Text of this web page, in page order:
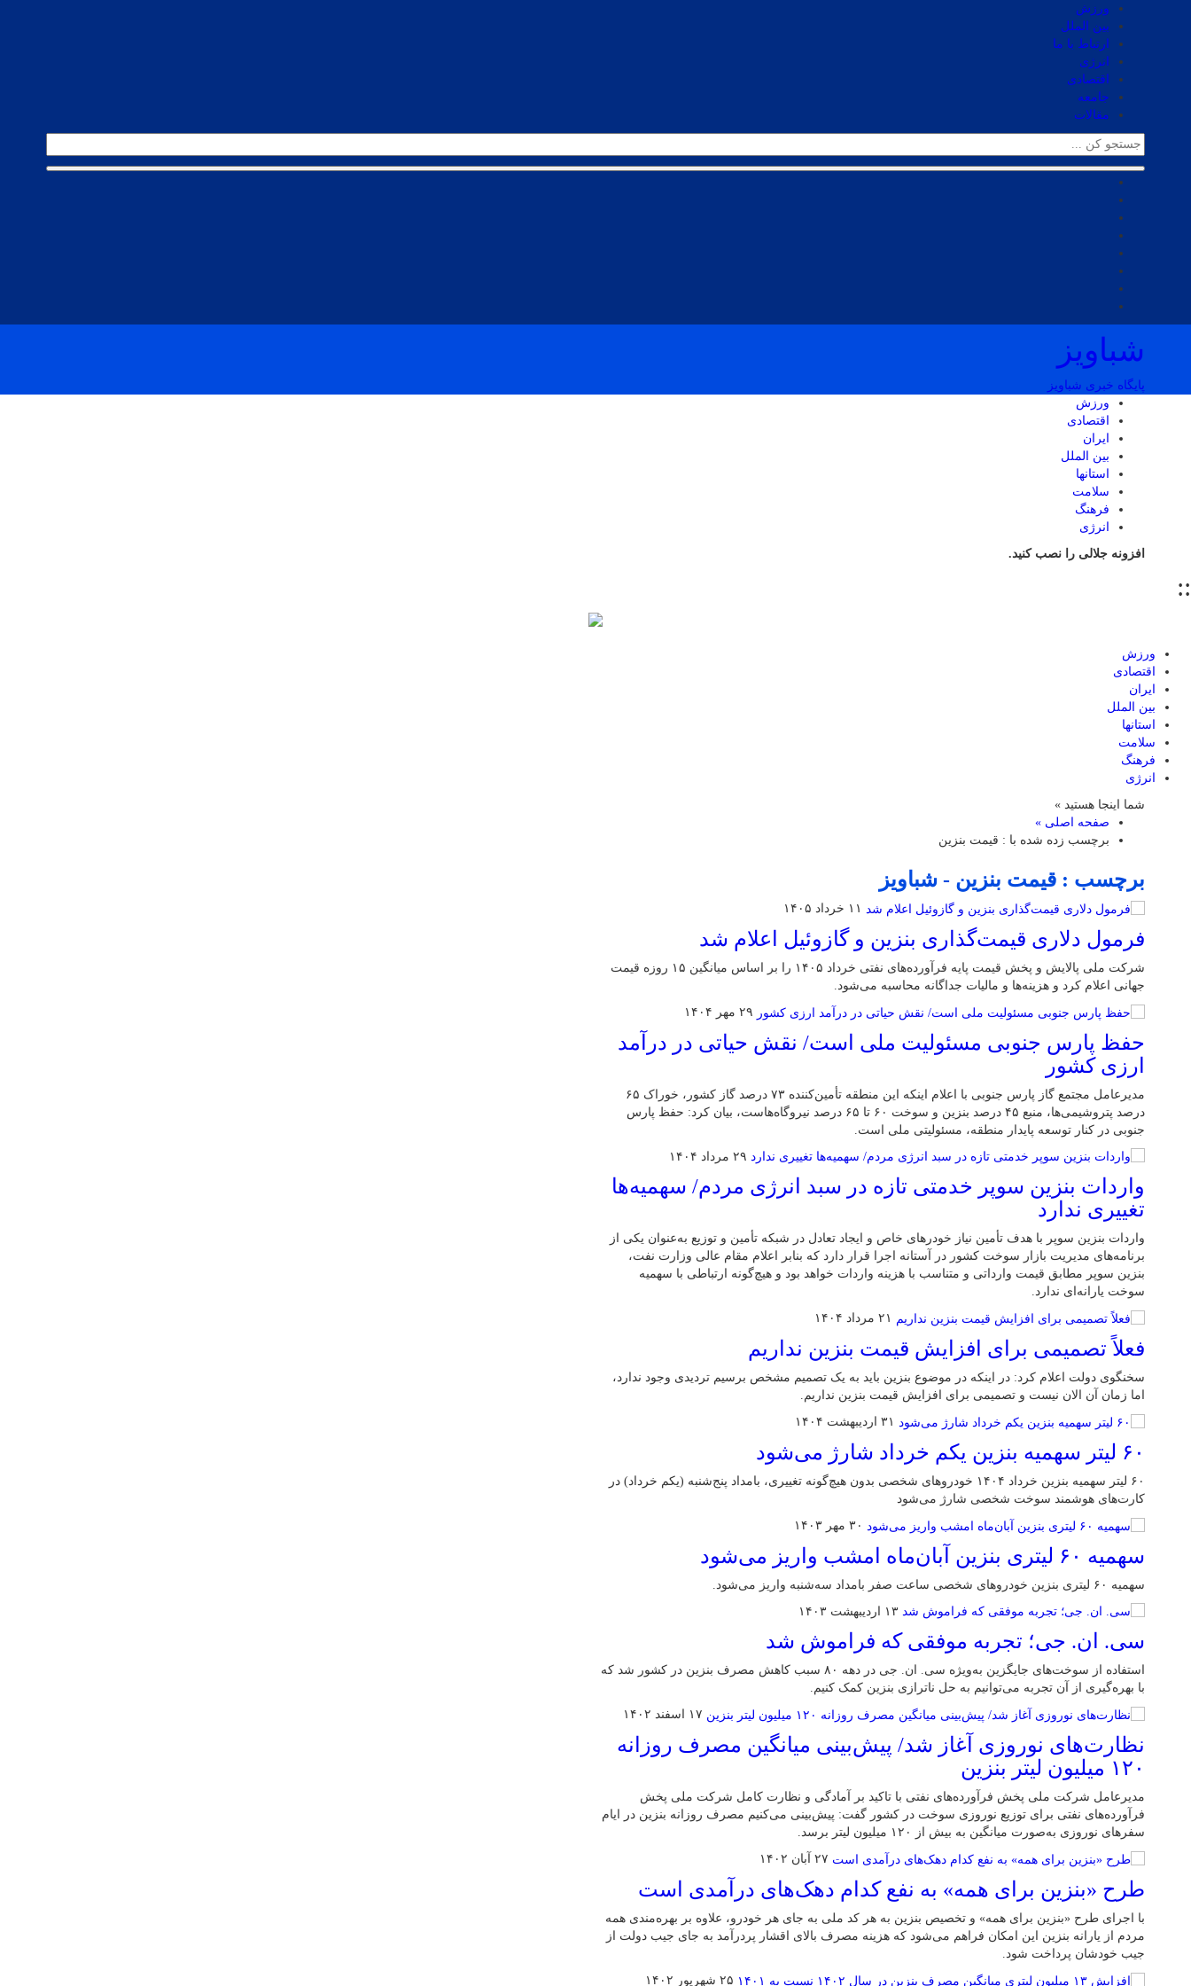
ورزش
بین الملل
ارتباط با ما
انرژی
اقتصادی
جامعه
مقالات
شباویز
پایگاه خبری شباویز
ورزش
اقتصادی
ایران
بین الملل
استانها
سلامت
فرهنگ
انرژی
افزونه جلالی را نصب کنید.
::
ورزش
اقتصادی
ایران
بین الملل
استانها
سلامت
فرهنگ
انرژی
شما اینجا هستید »
صفحه اصلی »
برچسب زده شده با : قیمت بنزین
برچسب : قیمت بنزین - شباویز
۱۱ خرداد ۱۴۰۵
فرمول دلاری قیمت‌گذاری بنزین و گازوئیل اعلام شد
شرکت ملی پالایش و پخش قیمت پایه فرآورده‌های نفتی خرداد ۱۴۰۵ را بر اساس میانگین ۱۵ روزه قیمت
جهانی اعلام کرد و هزینه‌ها و مالیات جداگانه محاسبه می‌شود.
۲۹ مهر ۱۴۰۴
حفظ پارس جنوبی مسئولیت ملی است/ نقش حیاتی در درآمد
ارزی کشور
مدیرعامل مجتمع گاز پارس جنوبی با اعلام اینکه این منطقه تأمین‌کننده ۷۳ درصد گاز کشور، خوراک ۶۵
درصد پتروشیمی‌ها، منبع ۴۵ درصد بنزین و سوخت ۶۰ تا ۶۵ درصد نیروگاه‌هاست، بیان کرد: حفظ پارس
جنوبی در کنار توسعه پایدار منطقه، مسئولیتی ملی است.
۲۹ مرداد ۱۴۰۴
واردات بنزین سوپر خدمتی تازه در سبد انرژی مردم/ سهمیه‌ها
تغییری ندارد
واردات بنزین سوپر با هدف تأمین نیاز خودرهای خاص و ایجاد تعادل در شبکه تأمین و توزیع به‌عنوان یکی از
برنامه‌های مدیریت بازار سوخت کشور در آستانه اجرا قرار دارد که بنابر اعلام مقام عالی وزارت نفت،
بنزین سوپر مطابق قیمت وارداتی و متناسب با هزینه واردات خواهد بود و هیچ‌گونه ارتباطی با سهمیه
سوخت یارانه‌ای ندارد.
۲۱ مرداد ۱۴۰۴
فعلاً تصمیمی برای افزایش قیمت بنزین نداریم
سخنگوی دولت اعلام کرد: در اینکه در موضوع بنزین باید به یک تصمیم مشخص برسیم تردیدی وجود ندارد،
اما زمان آن الان نیست و تصمیمی برای افزایش قیمت بنزین نداریم.
۳۱ اردیبهشت ۱۴۰۴
۶۰ لیتر سهمیه بنزین یکم خرداد شارژ می‌شود
۶۰ لیتر سهمیه بنزین خرداد ۱۴۰۴ خودروهای شخصی بدون هیچ‌گونه تغییری، بامداد پنج‌شنبه (یکم خرداد) در
کارت‌های هوشمند سوخت شخصی شارژ می‌شود
۳۰ مهر ۱۴۰۳
سهمیه ۶۰ لیتری بنزین آبان‌ماه امشب واریز می‌شود
سهمیه ۶۰ لیتری بنزین خودروهای شخصی ساعت صفر بامداد سه‌شنبه واریز می‌شود.
۱۳ اردیبهشت ۱۴۰۳
سی. ان. جی؛ تجربه موفقی که فراموش شد
استفاده از سوخت‌های جایگزین به‌ویژه سی. ان. جی در دهه ۸۰ سبب کاهش مصرف بنزین در کشور شد که
با بهره‌گیری از آن تجربه می‌توانیم به حل ناترازی بنزین کمک کنیم.
۱۷ اسفند ۱۴۰۲
نظارت‌های نوروزی آغاز شد/ پیش‌بینی میانگین مصرف روزانه
۱۲۰ میلیون لیتر بنزین
مدیرعامل شرکت ملی پخش فرآورده‌های نفتی با تاکید بر آمادگی و نظارت کامل شرکت ملی پخش
فرآورده‌های نفتی برای توزیع نوروزی سوخت در کشور گفت: پیش‌بینی می‌کنیم مصرف روزانه بنزین در ایام
سفرهای نوروزی به‌صورت میانگین به بیش از ۱۲۰ میلیون لیتر برسد.
۲۷ آبان ۱۴۰۲
طرح «بنزین برای همه» به نفع کدام دهک‌های درآمدی است
با اجرای طرح «بنزین برای همه» و تخصیص بنزین به هر کد ملی به جای هر خودرو، علاوه بر بهره‌مندی همه
مردم از یارانه بنزین این امکان فراهم می‌شود که هزینه مصرف بالای اقشار پردرآمد به جای جیب دولت از
جیب خودشان پرداخت شود.
۲۵ شهریور ۱۴۰۲